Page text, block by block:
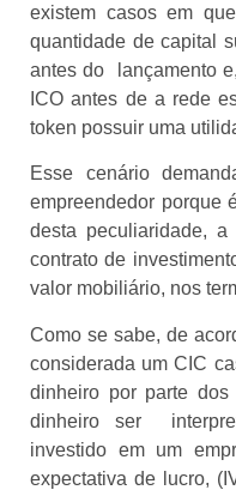
existem casos em
quantidade de capital
antes do lançamento
ICO antes de a rede
token possuir uma
Esse cenário
empreendedor porque
desta peculiaridade,
contrato de
valor mobiliário, nos
Como se sabe, de
considerada um CIC
dinheiro por parte dos
dinheiro ser
investido em um
expectativa de lucro,